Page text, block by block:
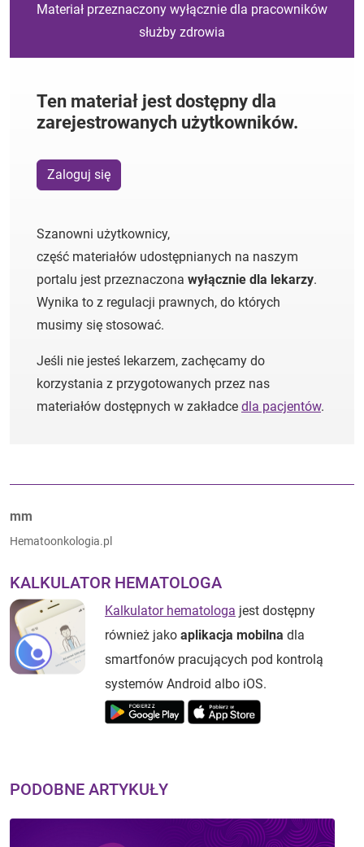
Materiał przeznaczony wyłącznie dla pracowników
służby zdrowia
Ten materiał jest dostępny dla
zarejestrowanych użytkowników.
Zaloguj się
Szanowni użytkownicy,
część materiałów udostępnianych na naszym
portalu jest przeznaczona wyłącznie dla lekarzy.
Wynika to z regulacji prawnych, do których
musimy się stosować.
Jeśli nie jesteś lekarzem, zachęcamy do
korzystania z przygotowanych przez nas
materiałów dostępnych w zakładce dla pacjentów.
Autorzy:
mm
Hematoonkologia.pl
KALKULATOR HEMATOLOGA
Kalkulator hematologa jest dostępny
również jako aplikacja mobilna dla
smartfonów pracujących pod kontrolą
systemów Android albo iOS.
PODOBNE ARTYKUŁY